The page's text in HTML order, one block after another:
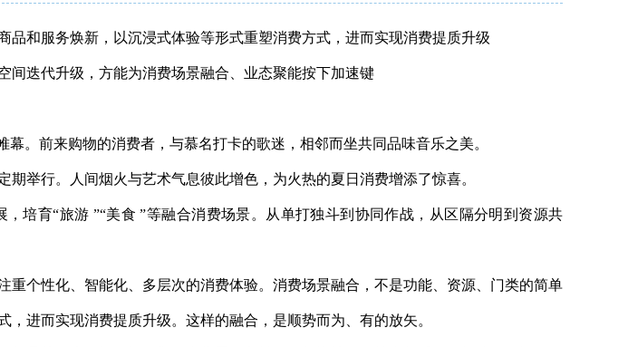
和服务焕新，以沉浸式体验等形式重塑消费方式，进而实现消费提质升级
间迭代升级，方能为消费场景融合、业态聚能按下加速键
。前来购物的消费者，与慕名打卡的歌迷，相邻而坐共同品味音乐之美。
举行。人间烟火与艺术气息彼此增色，为火热的夏日消费增添了惊喜。
培育“旅游 ”“美食 ”等融合消费场景。从单打独斗到协同作战，从区隔分明到资源共
个性化、智能化、多层次的消费体验。消费场景融合，不是功能、资源、门类的简单
进而实现消费提质升级。这样的融合，是顺势而为、有的放矢。